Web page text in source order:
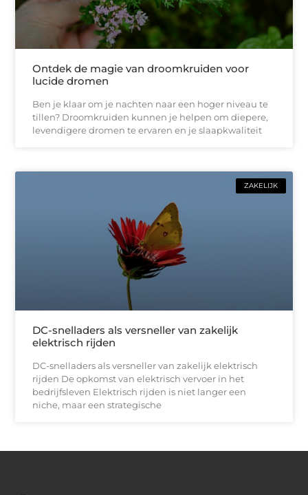
Ontdek de magie van droomkruiden voor
lucide dromen
Ben je klaar om je nachten naar een hoger niveau te
tillen? Droomkruiden kunnen je helpen om diepere,
levendigere dromen te ervaren en je slaapkwaliteit
ZAKELIJK
DC-snelladers als versneller van zakelijk
elektrisch rijden
DC-snelladers als versneller van zakelijk elektrisch
rijden De opkomst van elektrisch vervoer in het
bedrijfsleven Elektrisch rijden is niet langer een
niche, maar een strategische